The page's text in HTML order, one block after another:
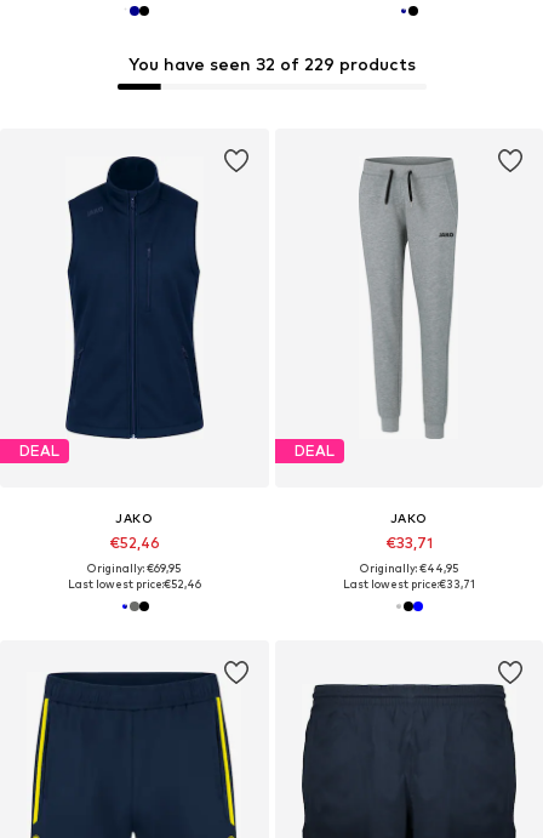
You have seen 32 of 229 products
DEAL
JAKO
€52,46
Originally: €69,95
Last lowest price:€52,46
DEAL
JAKO
€33,71
Originally: €44,95
Last lowest price:€33,71